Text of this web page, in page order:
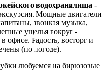
водохранилища -
Мощные двигатели
звонкая музыка,
ущелья вокруг -
офисе. Радость, восторг и
(по погоде).
любуемся на бирюзовые